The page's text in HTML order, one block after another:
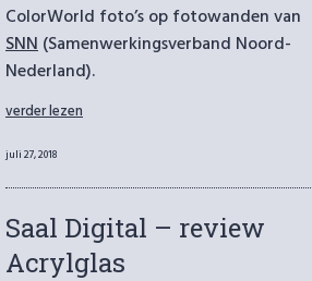
ColorWorld foto’s op fotowanden van
SNN(Samenwerkingsverband Noord-
Nederland).
“Fotowand
foto’s
verder lezen
Geplaatst
juli 27, 2018
Saal Digital – review
Acrylglas